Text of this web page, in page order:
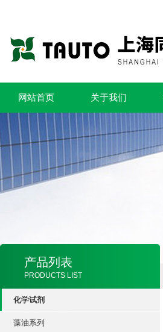
网站首页 关于我们
产品列表
PRODUCTS LIST
化学试剂
藻油系列